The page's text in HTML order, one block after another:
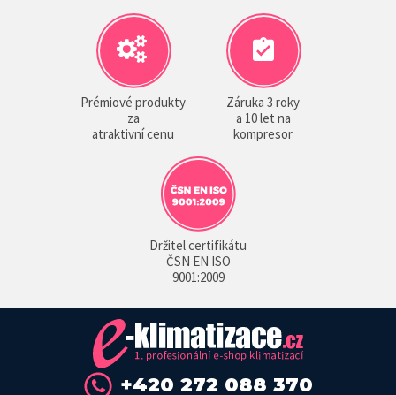
Prémiové produkty
za
atraktivní cenu
Záruka 3 roky
a 10 let na
kompresor
Držitel certifikátu
ČSN EN ISO
9001:2009
+420 272 088 370